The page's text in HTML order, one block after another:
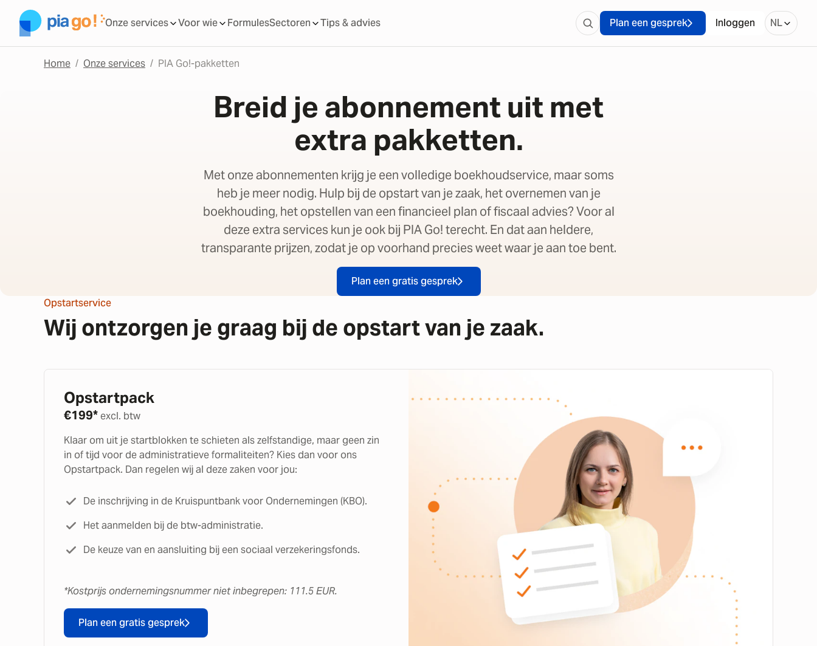
Onze services Voor wie FormulesSectoren Tips & advies Plan een gesprek Inloggen NL
Home Onze services PIA Go!-pakketten
Breid je abonnement uit met
extra pakketten.
Met onze abonnementen krijg je een volledige boekhoudservice, maar soms
heb je meer nodig. Hulp bij de opstart van je zaak, het overnemen van je
boekhouding, het opstellen van een financieel plan of fiscaal advies? Voor al
deze extra services kun je ook bij PIA Go! terecht. En dat aan heldere,
transparante prijzen, zodat je op voorhand precies weet waar je aan toe bent.
Plan een gratis gesprek
Opstartservice
Wij ontzorgen je graag bij de opstart van je zaak.
Opstartpack
€199*excl. btw
Klaar om uit je startblokken te schieten als zelfstandige, maar geen zin
in of tijd voor de administratieve formaliteiten? Kies dan voor ons
Opstartpack. Dan regelen wij al deze zaken voor jou:
De inschrijving in de Kruispuntbank voor Ondernemingen (KBO).
Het aanmelden bij de btw-administratie.
De keuze van en aansluiting bij een sociaal verzekeringsfonds.
*Kostprijs ondernemingsnummer niet inbegrepen: 111.5 EUR.
Plan een gratis gesprek